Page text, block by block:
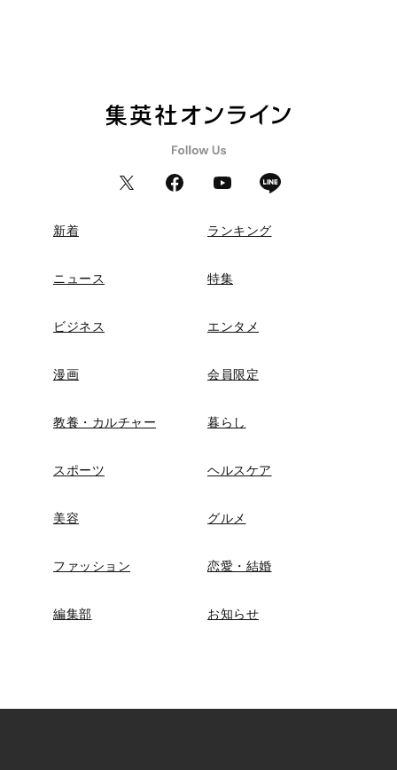
新着 ランキング
ニュース 特集
ビジネス エンタメ
漫画 会員限定
教養・カルチャー 暮らし
スポーツ ヘルスケア
美容 グルメ
ファッション 恋愛・結婚
編集部 お知らせ